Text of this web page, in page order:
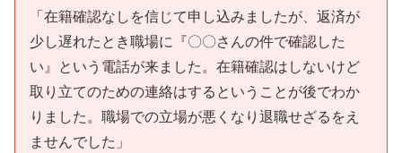
「在籍確認なしを信じて申し込みましたが、返済が
少し遅れたとき職場に『〇〇さんの件で確認した
い』という電話が来ました。在籍確認はしないけど
取り立てのための連絡はするということが後でわか
りました。職場での立場が悪くなり退職せざるをえ
ませんでした」